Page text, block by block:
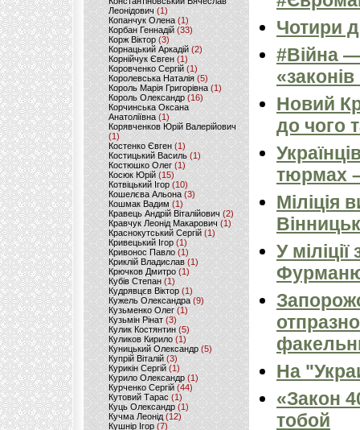
Леонідович (1)
Копанчук Олена (1)
Корбан Геннадій (33)
Корж Віктор (3)
Корнацький Аркадій (2)
Корнійчук Євген (1)
Коровченко Сергій (1)
Королевська Наталія(5)
Король Марія Григорівна (1)
Король Олександр (16)
Корчинська Оксана
Анатоліївна (1)
Корявченков Юрій Валерійович
(1)
Костенко Євген (1)
Костицький Василь (1)
Костюшко Олег (1)
Косюк Юрій (15)
Котвіцький Ігор (10)
Кошелєва Альона(3)
Кошмак Вадим (1)
Кравець Андрій Віталійович (2)
Кравчук Леонід Макарович (1)
Краснокутський Сергій (1)
Кривецький Ігор (1)
Кривонос Павло (1)
Криклій Владислав (1)
Крючков Дмитро(1)
Кубів Степан(1)
Кудрявцєв Віктор (1)
Кужель Олександра (9)
Кузьменко Олег (1)
Кузьмін Рінат(3)
Кулик Костянтин(5)
Куликов Кирило (1)
Куницький Олександр (5)
Купрій Віталій (3)
Курикін Сергій(1)
Курило Олександр (1)
Курченко Сергій (44)
Кутовий Тарас (1)
Куць Олександр (1)
Кучма Леонід (12)
Кушнір Ігор(7)
Чотири
#Війна
Новий
до чого
тюрмах
Міліція
У
На
«Закон
тобой